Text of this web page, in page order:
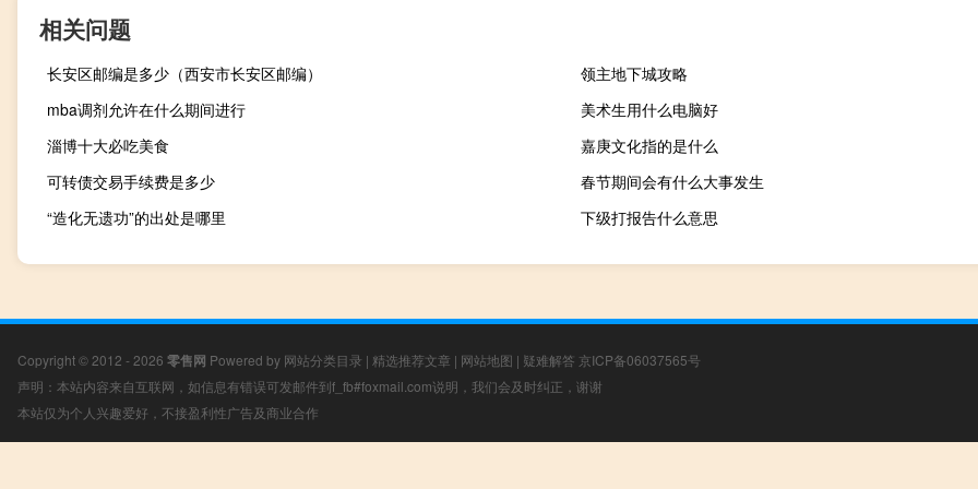
相关问题
长安区邮编是多少（西安市长安区邮编）
领主地下城攻略
mba调剂允许在什么期间进行
美术生用什么电脑好
淄博十大必吃美食
嘉庚文化指的是什么
可转债交易手续费是多少
春节期间会有什么大事发生
“造化无遗功”的出处是哪里
下级打报告什么意思
Copyright © 2012 - 2026 零售网 Powered by 网站分类目录 | 精选推荐文章 | 网站地图 | 疑难解答 京ICP备06037565号
声明：本站内容来自互联网，如信息有错误可发邮件到f_fb#foxmail.com说明，我们会及时纠正，谢谢
本站仅为个人兴趣爱好，不接盈利性广告及商业合作